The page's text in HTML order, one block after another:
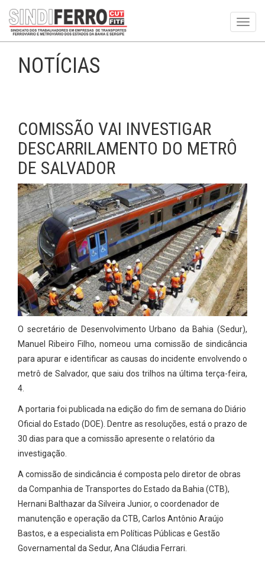
NOTÍCIAS
COMISSÃO VAI INVESTIGAR
DESCARRILAMENTO DO METRÔ
DE SALVADOR
O secretário de Desenvolvimento Urbano da Bahia (Sedur),
Manuel Ribeiro Filho, nomeou uma comissão de sindicância
para apurar e identificar as causas do incidente envolvendo o
metrô de Salvador, que saiu dos trilhos na última terça-feira,
4.
A portaria foi publicada na edição do fim de semana do Diário
Oficial do Estado (DOE). Dentre as resoluções, está o prazo de
30 dias para que a comissão apresente o relatório da
investigação.
A comissão de sindicância é composta pelo diretor de obras
da Companhia de Transportes do Estado da Bahia (CTB),
Hernani Balthazar da Silveira Junior, o coordenador de
manutenção e operação da CTB, Carlos Antônio Araújo
Bastos, e a especialista em Políticas Públicas e Gestão
Governamental da Sedur, Ana Cláudia Ferrari.